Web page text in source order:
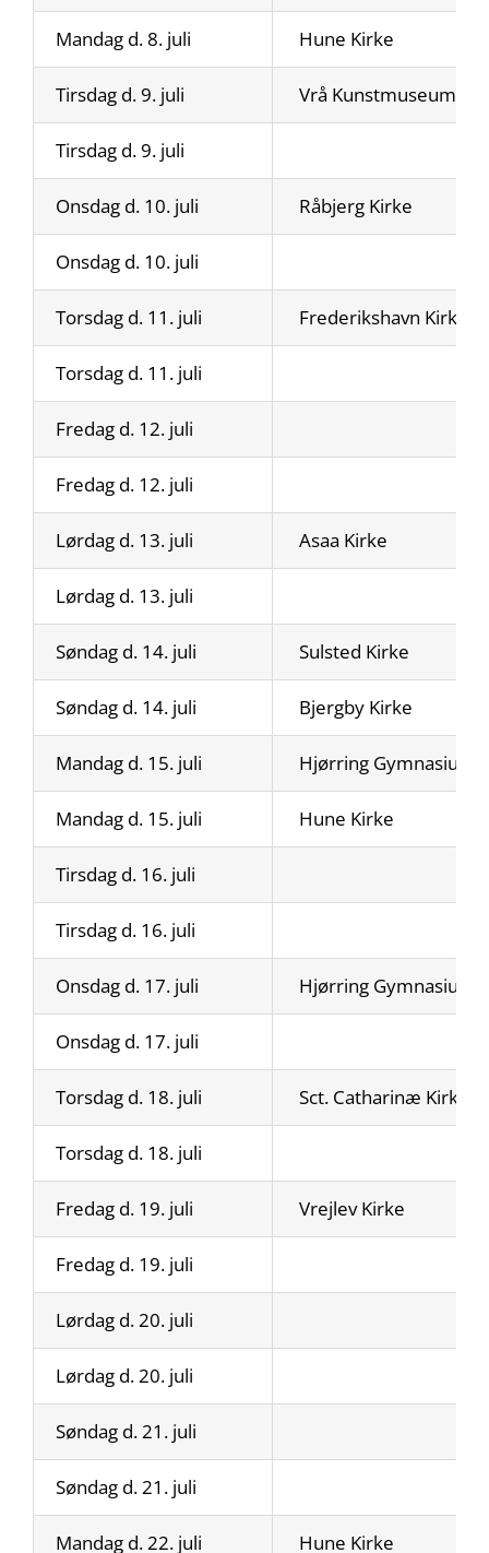
Mandag d. 8. juli Hune Kirke
Tirsdag d. 9. juli Vrå Kunstmuseum
Tirsdag d. 9. juli
Onsdag d. 10. juli Råbjerg Kirke
Onsdag d. 10. juli
Torsdag d. 11. juli Frederikshavn Kirke
Torsdag d. 11. juli
Fredag d. 12. juli
Fredag d. 12. juli
Lørdag d. 13. juli Asaa Kirke
Lørdag d. 13. juli
Søndag d. 14. juli Sulsted Kirke
Søndag d. 14. juli Bjergby Kirke
Mandag d. 15. juli Hjørring Gymnasium
Mandag d. 15. juli Hune Kirke
Tirsdag d. 16. juli
Tirsdag d. 16. juli
Onsdag d. 17. juli Hjørring Gymnasium
Onsdag d. 17. juli
Torsdag d. 18. juli Sct. Catharinæ Kirke
Torsdag d. 18. juli
Fredag d. 19. juli Vrejlev Kirke
Fredag d. 19. juli
Lørdag d. 20. juli
Lørdag d. 20. juli
Søndag d. 21. juli
Søndag d. 21. juli
Mandag d. 22. juli Hune Kirke